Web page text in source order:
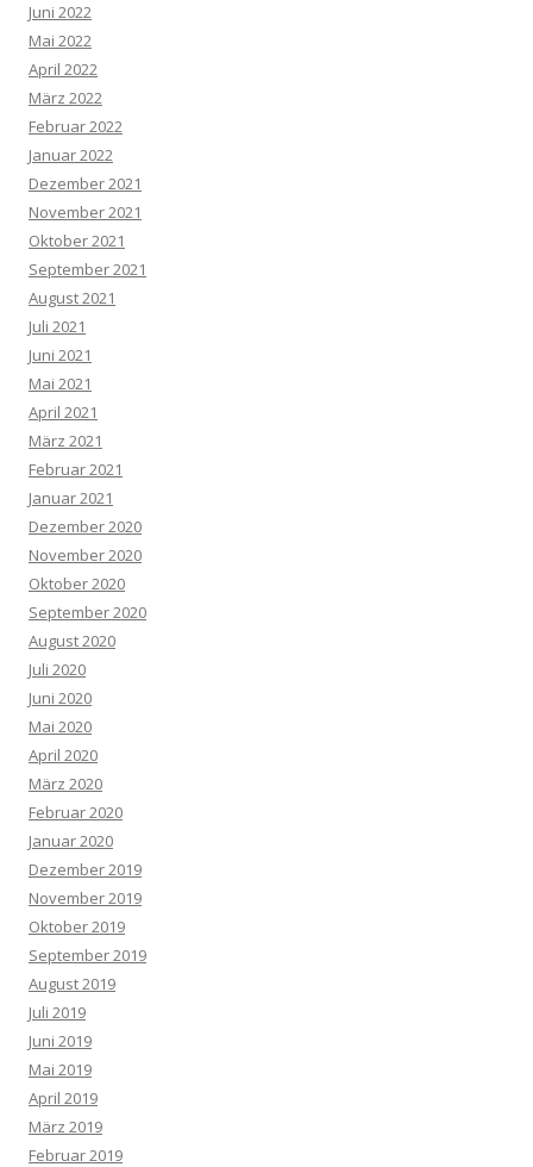
Juni 2022
Mai 2022
April 2022
März 2022
Februar 2022
Januar 2022
Dezember 2021
November 2021
Oktober 2021
September 2021
August 2021
Juli 2021
Juni 2021
Mai 2021
April 2021
März 2021
Februar 2021
Januar 2021
Dezember 2020
November 2020
Oktober 2020
September 2020
August 2020
Juli 2020
Juni 2020
Mai 2020
April 2020
März 2020
Februar 2020
Januar 2020
Dezember 2019
November 2019
Oktober 2019
September 2019
August 2019
Juli 2019
Juni 2019
Mai 2019
April 2019
März 2019
Februar 2019